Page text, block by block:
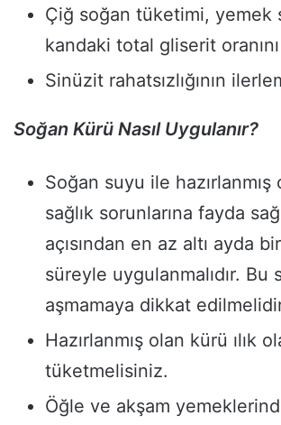
Çiğ soğan tüketimi, yemek
kandaki total gliserit
Sinüzit rahatsızlığının
Soğan Kürü Nasıl Uygulanır?
Soğan suyu ile hazırlanmış
sağlık sorunlarına fayda
açısından en az altı ayda
süreyle uygulanmalıdır. Bu
aşmamaya dikkat
Hazırlanmış olan kürü ılık
tüketmelisiniz.
Öğle ve akşam